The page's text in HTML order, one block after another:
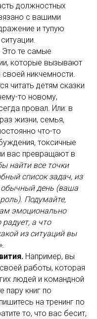
должностных
с вашими
и тупую
Это те самые
которые вызывают
никчемности.
читать детям сказки
то новому,
провал. Или: в
жизни, семья,
что-то
токсичные
вас превращают в
найти все точки
список задач, из
день (ваша
Подумайте,
эмоционально
радует, а что
из ситуаций вы
Например, вы
работы, которая
людей и командной
пару книг по
на тренинг по
то, что вас бесит,